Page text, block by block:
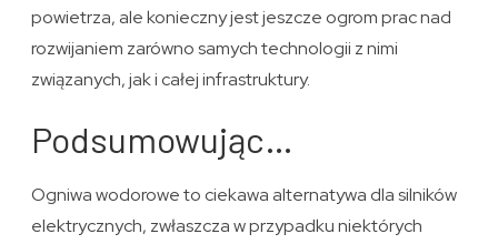
powietrza, ale konieczny jest jeszcze ogrom prac nad
rozwijaniem zarówno samych technologii z nimi
związanych, jak i całej infrastruktury.
Podsumowując…
Ogniwa wodorowe to ciekawa alternatywa dla silników
elektrycznych, zwłaszcza w przypadku niektórych